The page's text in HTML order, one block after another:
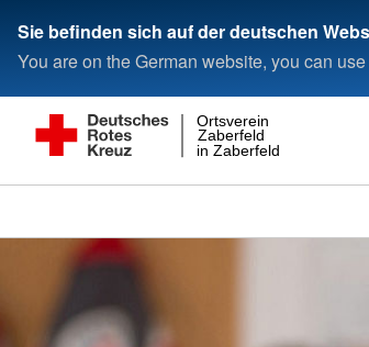
Sie befinden sich auf der deutschen
You are on the German website, you can
in Zaberfeld
Zaberfeld
Ortsverein